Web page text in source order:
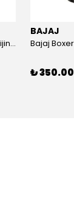
Bajaj B Logosu (Siperlik) Orijinal
BAJAJ
₺ 350.00